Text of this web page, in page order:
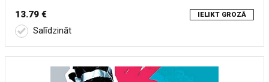
13.79 € IELIKT GROZĀ
Salīdzināt